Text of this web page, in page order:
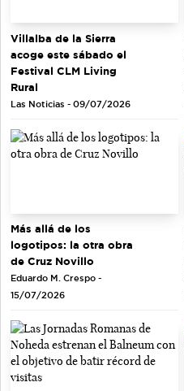
Villalba de la Sierra
acoge este sábado el
Festival CLM Living
Rural
Las Noticias - 09/07/2026
Más allá de los
logotipos: la otra obra
de Cruz Novillo
Eduardo M. Crespo -
15/07/2026